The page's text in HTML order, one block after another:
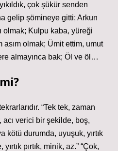
çok şükür senden
gelip şömineye gitti; Arkun
olmak; Kulpu kaba, yüreği
asım olmak; Ümit ettim, umut
almayınca bak; Öl ve öl…
“Tek tek, zaman
acı verici bir şekilde, boş,
kötü durumda, uyuşuk, yırtık
pırtık, minik, az.” “Çok,